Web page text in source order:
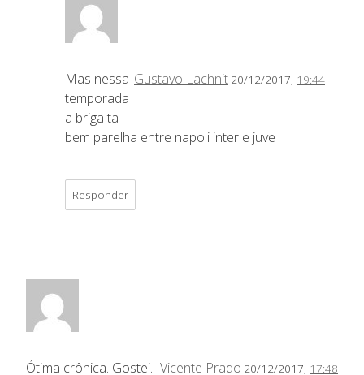
Gustavo Lachnit 20/12/2017, 19:44
Mas nessa
temporada
a briga ta
bem parelha entre napoli inter e juve
Responder
Vicente Prado 20/12/2017, 17:48
Ótima crônica. Gostei.